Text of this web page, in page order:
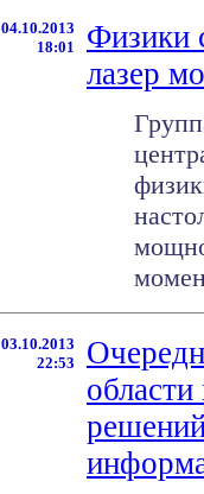
04.10.2013
18:01
Физики
лазер
03.10.2013
22:53